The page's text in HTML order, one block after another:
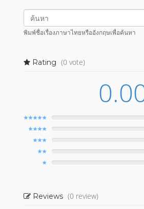
พิมพ์ชื่อเรื่องภาษาไทยหรืออังกฤษเพื่อค้นหา
Rating (0 vote)
Reviews (0 review)